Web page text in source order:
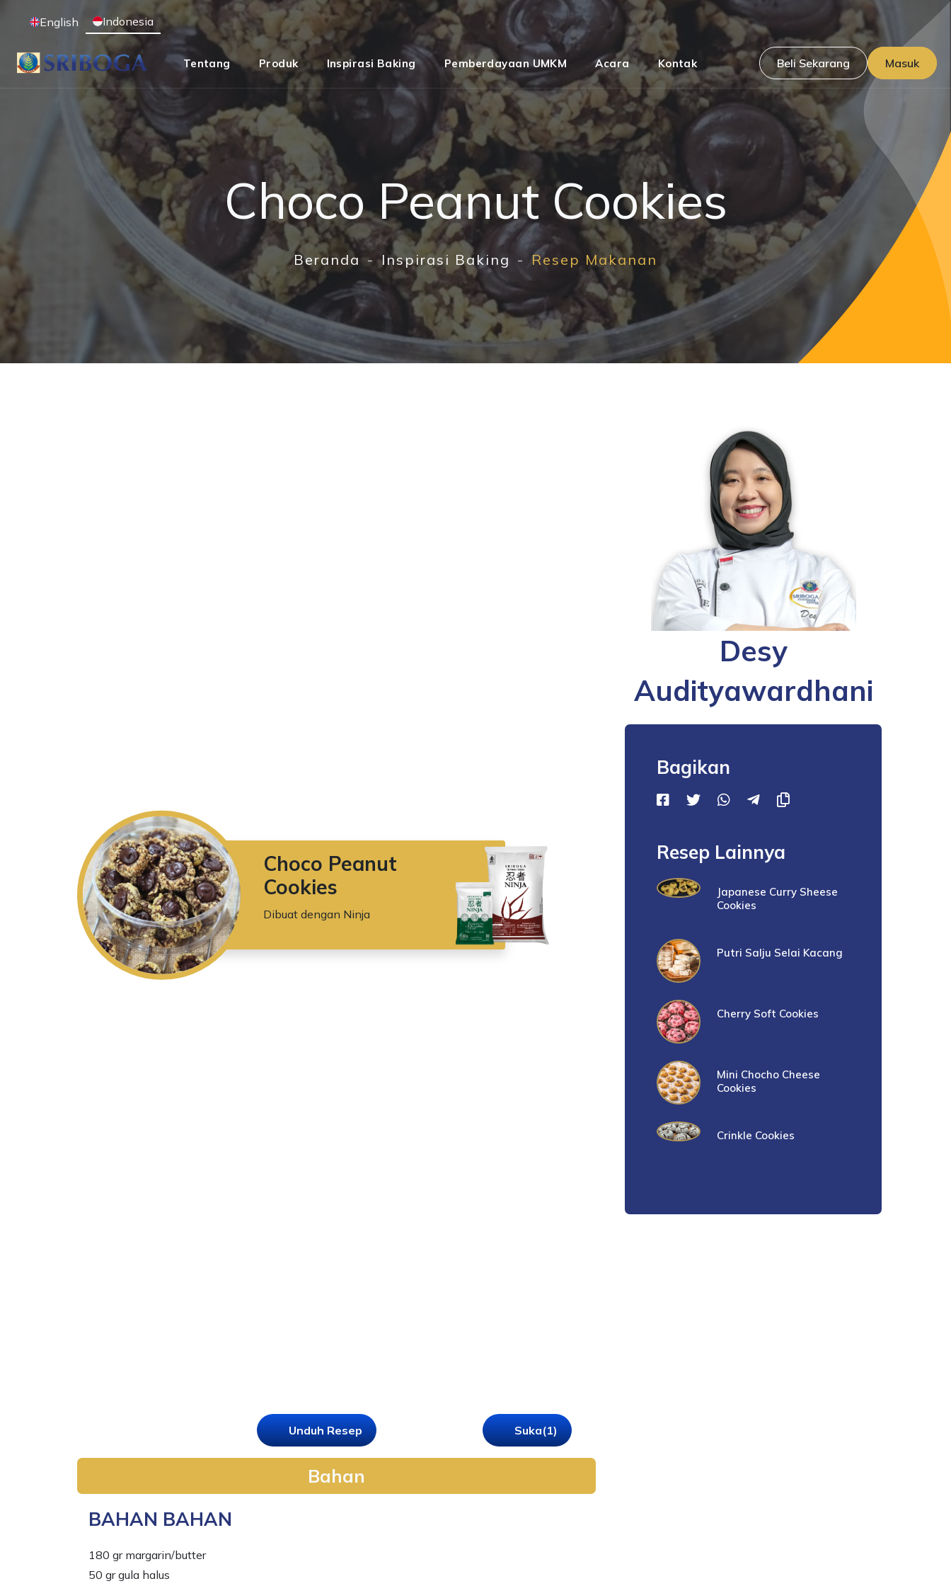
English Indonesia
Tentang Produk Inspirasi Baking Pemberdayaan UMKM Acara Kontak Beli Sekarang Masuk
Choco Peanut Cookies
Beranda Inspirasi Baking Resep Makanan
Choco Peanut
Cookies
Dibuat dengan Ninja
Unduh Resep Suka(1)
Bahan
BAHAN BAHAN
180 gr margarin/butter
50 gr gula halus
Desy
Audityawardhani
Bagikan
Resep Lainnya
Japanese Curry Sheese
Cookies
Putri Salju Selai Kacang
Cherry Soft Cookies
Mini Chocho Cheese
Cookies
Crinkle Cookies